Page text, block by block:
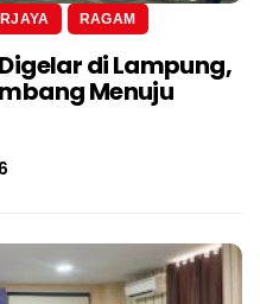
RAGAM
di Lampung,
Menuju